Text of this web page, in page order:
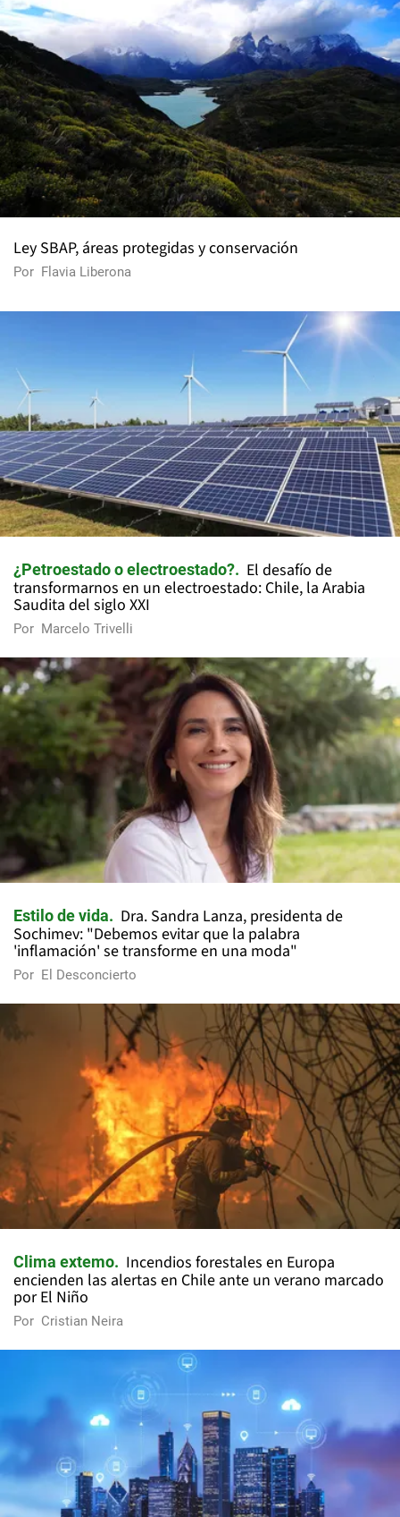
Ley SBAP, áreas protegidas y conservación
Por Flavia Liberona
¿Petroestado o electroestado?
El desafío de
transformarnos en un electroestado: Chile, la Arabia
Saudita del siglo XXI
Por Marcelo Trivelli
Estilo de vida
Dra. Sandra Lanza, presidenta de
Sochimev: "Debemos evitar que la palabra
'inflamación' se transforme en una moda"
Por El Desconcierto
Clima extemo
Incendios forestales en Europa
encienden las alertas en Chile ante un verano marcado
por El Niño
Por Cristian Neira